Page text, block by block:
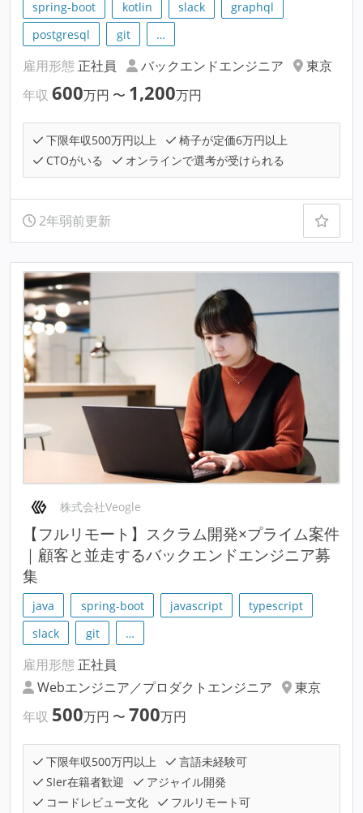
spring-boot kotlin slack
graphql
postgresql
git …
雇用形態 正社員 バックエンドエンジニア
東京
年収 600万円 〜 1,200万円
下限年収500万円以上
椅子が定価6万円以上
CTOがいる
オンラインで選考が受けられる
2年弱前更新
株式会社Veogle
【フルリモート】スクラム開発×プライム案件
｜顧客と並走するバックエンドエンジニア募
集
java spring-boot javascript
typescript
slack
git …
雇用形態 正社員
Webエンジニア／プロダクトエンジニア
東京
年収 500万円 〜 700万円
下限年収500万円以上
言語未経験可
SIer在籍者歓迎
アジャイル開発
コードレビュー文化
フルリモート可